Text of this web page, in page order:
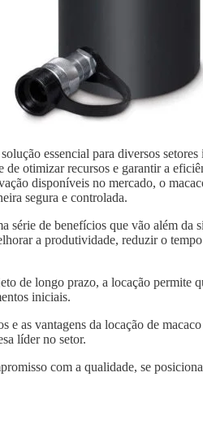
essencial para diversos
de otimizar recursos e garantir a
disponíveis no mercado, o
segura e controlada.
série de benefícios que vão além da
a produtividade, reduzir o
de longo prazo, a locação permite
iniciais.
e as vantagens da locação de
líder no setor.
com a qualidade, se